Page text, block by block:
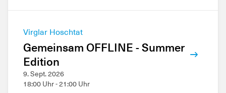
Virglar Hoschtat
Gemeinsam OFFLINE - Summer
Edition
9. Sept. 2026
18:00 Uhr - 21:00 Uhr